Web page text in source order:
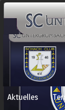
Navigation
Aktuelles